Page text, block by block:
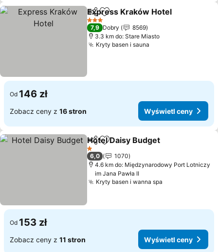
Udostępnij
Dodaj do ulubionych
Express Kraków Hotel
3 Kategoria
7,9 Dobry
8569
3.3 km do: Stare Miasto
Kryty basen i sauna
Od 146 zł
Zobacz ceny z 16 stron Wyświetl ceny
Udostępnij
Dodaj do ulubionych
Hotel Daisy Budget
1 Kategoria
6,0
1070
4.6 km do: Międzynarodowy Port Lotniczy
im Jana Pawła II
Kryty basen i wanna spa
Od 153 zł
Zobacz ceny z 11 stron Wyświetl ceny